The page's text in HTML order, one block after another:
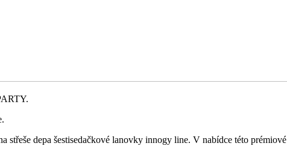
střeše depa šestisedačkové lanovky innogy line. V nabídce této